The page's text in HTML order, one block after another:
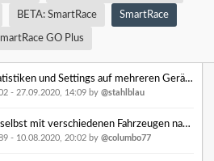
BETA: SmartRace SmartRace
GO Plus
Synchronisation Statistiken und Settings auf mehreren Geräten via iClod/Google Drive/Dropbox, ...
- 27.09.2020, 14:09 by @stahlblau
Rennen gegen sich selbst mit verschiedenen Fahrzeugen nacheinander und doch gleichzeitig
- 10.08.2020, 20:02 by @columbo77